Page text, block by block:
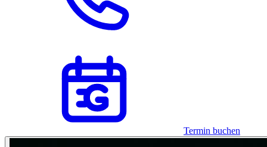
Termin buchen